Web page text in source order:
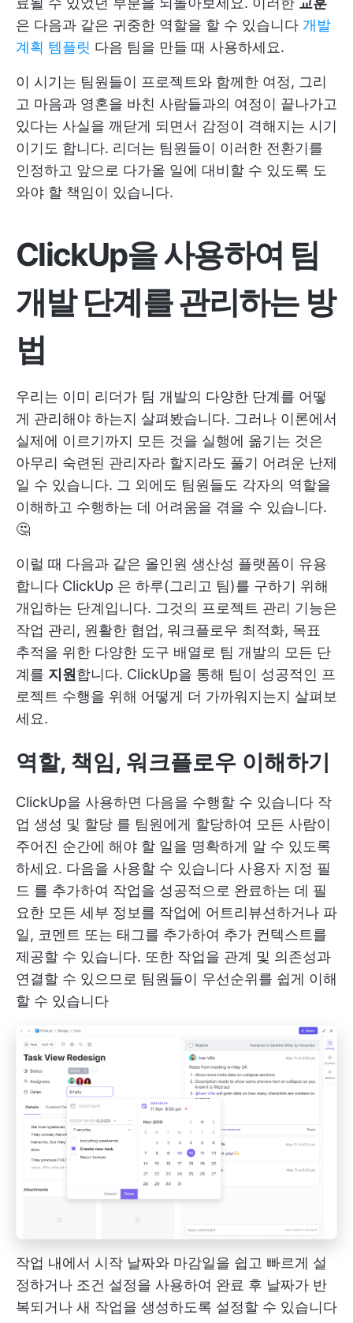
은 다음과 같은 귀중한 역할을 할 수 있습니다 개발
계획 템플릿 다음 팀을 만들 때 사용하세요.
이 시기는 팀원들이 프로젝트와 함께한 여정, 그리
고 마음과 영혼을 바친 사람들과의 여정이 끝나가고
있다는 사실을 깨닫게 되면서 감정이 격해지는 시기
이기도 합니다. 리더는 팀원들이 이러한 전환기를
인정하고 앞으로 다가올 일에 대비할 수 있도록 도
와야 할 책임이 있습니다.
ClickUp을 사용하여 팀
개발 단계를 관리하는 방
법
우리는 이미 리더가 팀 개발의 다양한 단계를 어떻
게 관리해야 하는지 살펴봤습니다. 그러나 이론에서
실제에 이르기까지 모든 것을 실행에 옮기는 것은
아무리 숙련된 관리자라 할지라도 풀기 어려운 난제
일 수 있습니다. 그 외에도 팀원들도 각자의 역할을
이해하고 수행하는 데 어려움을 겪을 수 있습니다.
🤔
이럴 때 다음과 같은 올인원 생산성 플랫폼이 유용
합니다 ClickUp 은 하루(그리고 팀)를 구하기 위해
개입하는 단계입니다. 그것의 프로젝트 관리 기능은
작업 관리, 원활한 협업, 워크플로우 최적화, 목표
추적을 위한 다양한 도구 배열로 팀 개발의 모든 단
계를 지원합니다. ClickUp을 통해 팀이 성공적인 프
로젝트 수행을 위해 어떻게 더 가까워지는지 살펴보
세요.
역할, 책임, 워크플로우 이해하기
ClickUp을 사용하면 다음을 수행할 수 있습니다 작
업 생성 및 할당 를 팀원에게 할당하여 모든 사람이
주어진 순간에 해야 할 일을 명확하게 알 수 있도록
하세요. 다음을 사용할 수 있습니다 사용자 지정 필
드 를 추가하여 작업을 성공적으로 완료하는 데 필
요한 모든 세부 정보를 작업에 어트리뷰션하거나 파
일, 코멘트 또는 태그를 추가하여 추가 컨텍스트를
제공할 수 있습니다. 또한 작업을 관계 및 의존성과
연결할 수 있으므로 팀원들이 우선순위를 쉽게 이해
할 수 있습니다
작업 내에서 시작 날짜와 마감일을 쉽고 빠르게 설
정하거나 조건 설정을 사용하여 완료 후 날짜가 반
복되거나 새 작업을 생성하도록 설정할 수 있습니다